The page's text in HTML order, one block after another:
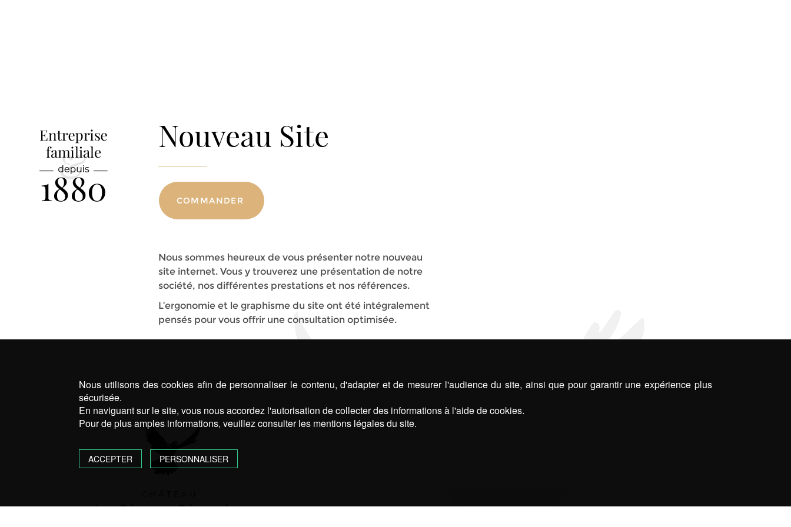
Nouveau Site
COMMANDER
Nous sommes heureux de vous présenter notre nouveau
site internet. Vous y trouverez une présentation de notre
société, nos différentes prestations et nos références.
L’ergonomie et le graphisme du site ont été intégralement
pensés pour vous offrir une consultation optimisée.
Nous utilisons des cookies afin de personnaliser le contenu, d'adapter et de mesurer l'audience du site, ainsi que pour garantir une expérience plus
sécurisée.
En naviguant sur le site, vous nous accordez l'autorisation de collecter des informations à l'aide de cookies.
Pour de plus amples informations, veuillez consulter les mentions légales du site.
ACCEPTER PERSONNALISER